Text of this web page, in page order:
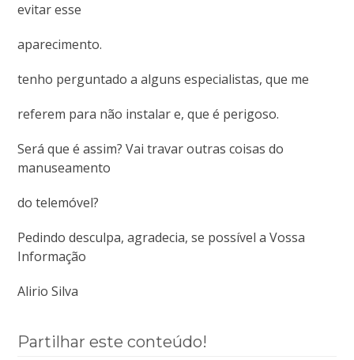
evitar esse
aparecimento.
tenho perguntado a alguns especialistas, que me
referem para não instalar e, que é perigoso.
Será que é assim? Vai travar outras coisas do
manuseamento
do telemóvel?
Pedindo desculpa, agradecia, se possível a Vossa
Informação
Alirio Silva
Partilhar este conteúdo!